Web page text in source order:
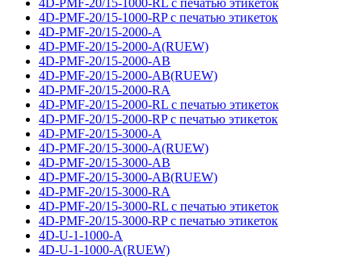
4D-PMF-20/15-1000-RL с печатью этикеток
4D-PMF-20/15-1000-RP с печатью этикеток
4D-PMF-20/15-2000-A
4D-PMF-20/15-2000-A(RUEW)
4D-PMF-20/15-2000-AB
4D-PMF-20/15-2000-AB(RUEW)
4D-PMF-20/15-2000-RA
4D-PMF-20/15-2000-RL с печатью этикеток
4D-PMF-20/15-2000-RP с печатью этикеток
4D-PMF-20/15-3000-A
4D-PMF-20/15-3000-A(RUEW)
4D-PMF-20/15-3000-AB
4D-PMF-20/15-3000-AB(RUEW)
4D-PMF-20/15-3000-RA
4D-PMF-20/15-3000-RL с печатью этикеток
4D-PMF-20/15-3000-RP с печатью этикеток
4D-U-1-1000-A
4D-U-1-1000-A(RUEW)